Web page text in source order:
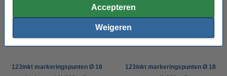
Accepteren
Weigeren
123inkt markeringspunten Ø 18
123inkt markeringspunten Ø 18